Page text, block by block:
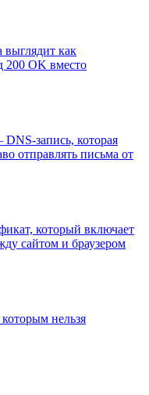
выглядит как
200 OK вместо
запись, которая
отправлять письма от
который включает
сайтом и браузером
нельзя